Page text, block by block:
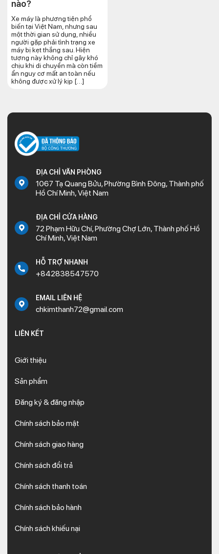
nào?
Xe máy là phương tiện phổ
biến tại Việt Nam, nhưng sau
một thời gian sử dụng, nhiều
người gặp phải tình trạng xe
máy bị kẹt thắng sau. Hiện
tượng này không chỉ gây khó
chịu khi di chuyển mà còn tiềm
ẩn nguy cơ mất an toàn nếu
không được xử lý kịp […]
ĐỊA CHỈ VĂN PHÒNG
1067 Tạ Quang Bửu, Phường Bình Đông, Thành phố
Hồ Chí Minh, Việt Nam
ĐỊA CHỈ CỬA HÀNG
72 Phạm Hữu Chí, Phường Chợ Lớn, Thành phố Hồ
Chí Minh, Việt Nam
HỖ TRỢ NHANH
+842838547570
EMAIL LIÊN HỆ
chkimthanh72@gmail.com
LIÊN KẾT
Giới thiệu
Sản phẩm
Đăng ký & đăng nhập
Chính sách bảo mật
Chính sách giao hàng
Chính sách đổi trả
Chính sách thanh toán
Chính sách bảo hành
Chính sách khiếu nại